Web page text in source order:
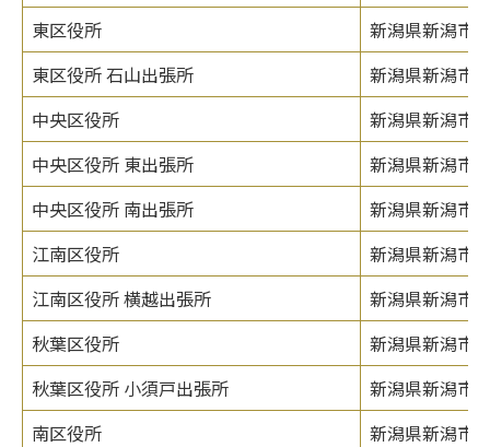
東区役所
新潟県新潟市
東区役所 石山出張所
新潟県新潟市
中央区役所
新潟県新潟市
中央区役所 東出張所
新潟県新潟市
中央区役所 南出張所
新潟県新潟市
江南区役所
新潟県新潟市
江南区役所 横越出張所
新潟県新潟市
秋葉区役所
新潟県新潟市
秋葉区役所 小須戸出張所
新潟県新潟市
南区役所
新潟県新潟市